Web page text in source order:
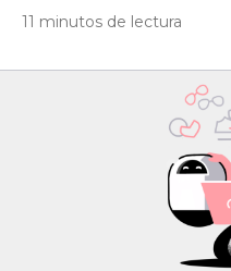
11 minutos de lectura